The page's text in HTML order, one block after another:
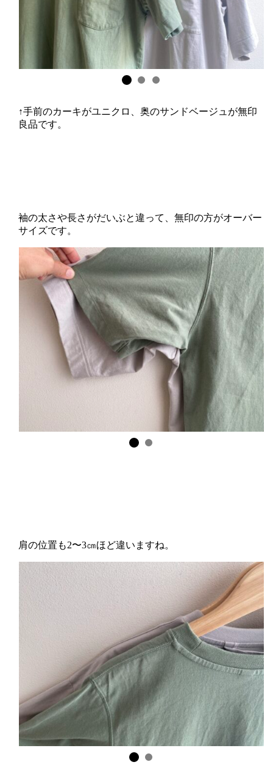
↑手前のカーキがユニクロ、奥のサンドベージュが無印
良品です。
袖の太さや長さがだいぶと違って、無印の方がオーバー
サイズです。
肩の位置も2〜3㎝ほど違いますね。